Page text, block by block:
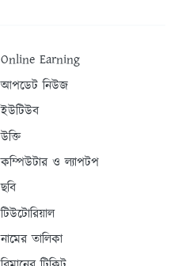
Online Earning
আপডেট নিউজ
ইউটিউব
উক্তি
কম্পিউটার ও ল্যাপটপ
ছবি
টিউটোরিয়াল
নামের তালিকা